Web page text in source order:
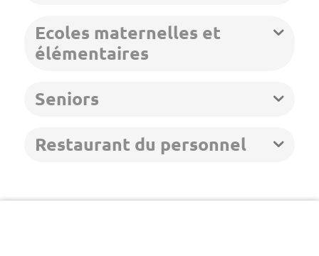
Ecoles maternelles et
élémentaires
Seniors
Restaurant du personnel